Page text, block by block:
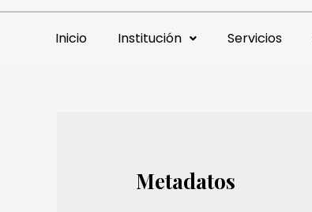
Inicio Institución Servicios
Metadatos